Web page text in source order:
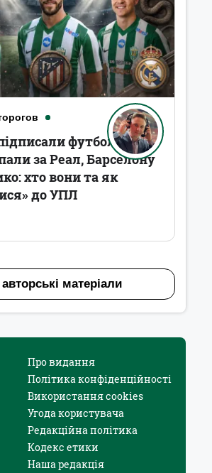
футболістів,
за Реал, Барселону
хто вони та як
до УПЛ
авторські матеріали
Про видання
Політика конфіденційності
Використання cookies
Угода користувача
Редакційна політика
Кодекс етики
Наша редакція